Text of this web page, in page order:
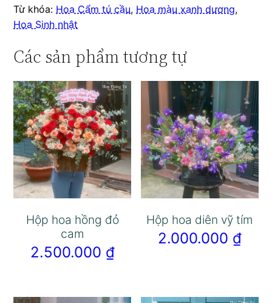
Từ khóa: Hoa Cẩm tú cầu, Hoa màu xanh dương,
Hoa Sinh nhật
Các sản phẩm tương tự
Hộp hoa hồng đỏ
cam
2.500.000 ₫
Hộp hoa diên vỹ tím
2.000.000 ₫